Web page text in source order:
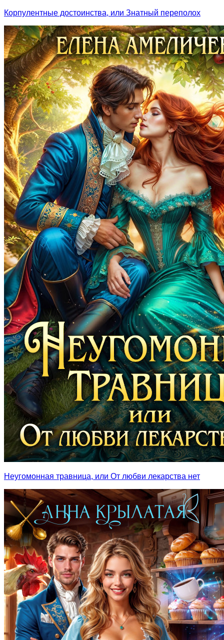
Корпулентные достоинства, или Знатный переполох
Неугомонная травница, или От любви лекарства нет